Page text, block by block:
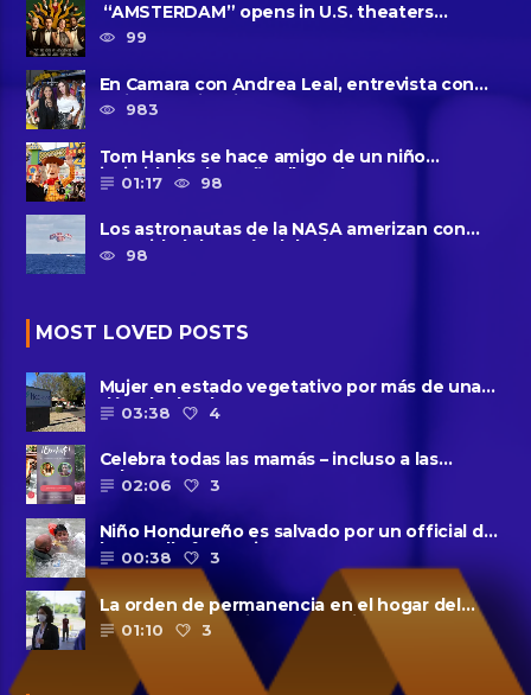
“AMSTERDAM” opens in U.S. theaters
October 7, 2022
99
En Camara con Andrea Leal, entrevista con
Majo Cornejo, Cirque Du ......
983
Tom Hanks se hace amigo de un niño
intimidado de 8 años llamado ......
01:17 98
Los astronautas de la NASA amerizan con
seguridad después del primer ......
98
MOST LOVED POSTS
Mujer en estado vegetativo por más de una
década da a luz en un ......
03:38 4
Celebra todas las mamás – incluso a las
solteras – con ......
02:06 3
Niño Hondureño es salvado por un official de
la patrulla fronteriza
00:38 3
La orden de permanencia en el hogar del
condado de Harris se extendió......
01:10 3